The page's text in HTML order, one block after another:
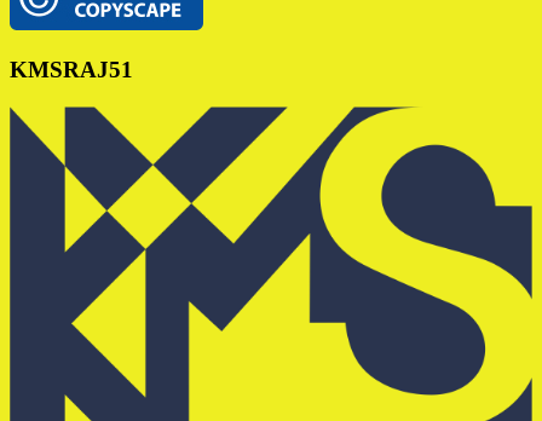
KMSRAJ51